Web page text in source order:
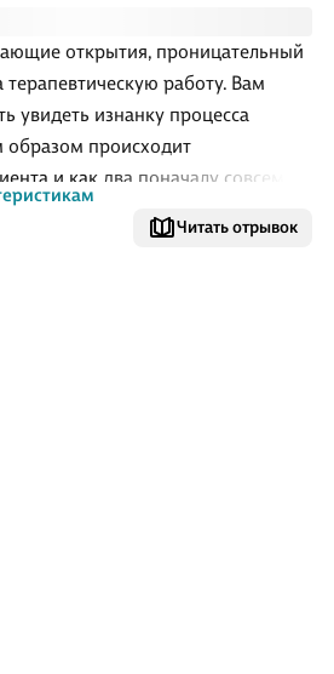
Читать отрывок
открытия, проницательный
терапевтическую работу. Вам
увидеть изнанку процесса
образом происходит
и как два поначалу совсем
человека совершают
проблем и комплексов. И еще